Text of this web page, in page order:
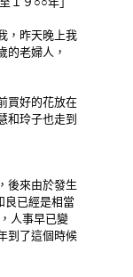
，昨天晚上我
的老婦人，
好的花放在
和玲子也走到
後來由於發生
良已經是相當
人事早已變
到了這個時候